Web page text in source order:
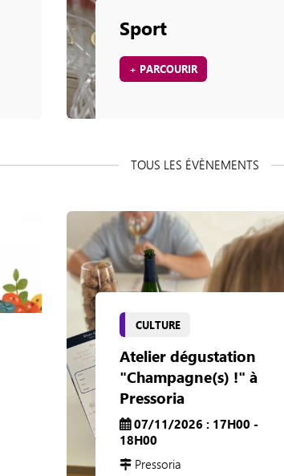
Sport
+ PARCOURIR
CULTURE
Atelier dégustation
"Champagne(s) !" à
Pressoria
07/11/2026 : 17H00 -
18H00
Pressoria